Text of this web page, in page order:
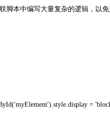
脚本中编写大量复杂的逻辑，以
=